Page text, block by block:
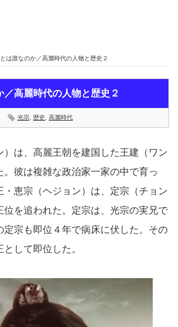
は誰なのか／高麗時代の人物と歴史２
／高麗時代の人物と歴史２
光宗 歴史 高麗時代
）は、高麗王朝を建国した王建（ワン
。彼は複雑な政治家一家の中で育っ
・恵宗（ヘジョン）は、定宗（チョン
位を追われた。定宗は、光宗の実兄で
定宗も即位４年で病床に伏した。その
して即位した。